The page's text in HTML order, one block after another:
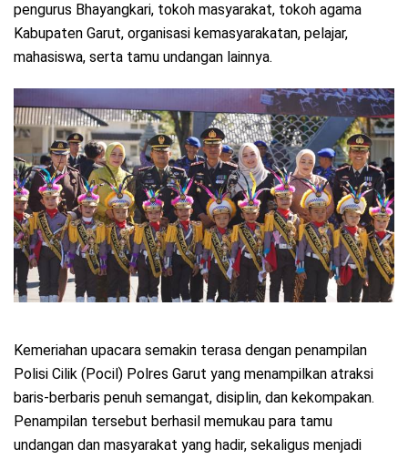
pengurus Bhayangkari, tokoh masyarakat, tokoh agama
Kabupaten Garut, organisasi kemasyarakatan, pelajar,
mahasiswa, serta tamu undangan lainnya.
Kemeriahan upacara semakin terasa dengan penampilan
Polisi Cilik (Pocil) Polres Garut yang menampilkan atraksi
baris-berbaris penuh semangat, disiplin, dan kekompakan.
Penampilan tersebut berhasil memukau para tamu
undangan dan masyarakat yang hadir, sekaligus menjadi